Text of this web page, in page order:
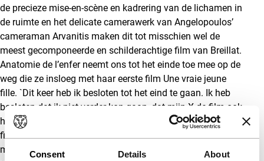
Consent Details About
de precieze mise-en-scène en kadrering van de lichamen in
de ruimte en het delicate camerawerk van Angelopoulos’
cameraman Arvanitis maken dit tot misschien wel de
meest gecomponeerde en schilderachtige film van Breillat.
Anatomie de l’enfer neemt ons tot het einde toe mee op de
weg die ze insloeg met haar eerste film Une vraie jeune
fille. `Dit keer heb ik besloten tot het eind te gaan. Ik heb
besloten dat ik niet verder kon gaan, dat mijn X-de film ook
het slot van een decaloog moest zijn. The X of the X-rated
film.’ Breillat heeft een unieke film gemaakt waarmee ze
maar weer eens bewijst een van de meest gedurfde en